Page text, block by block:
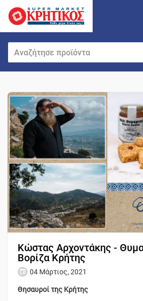
Κώστας Αρχοντάκης -
Βορίζα Κρήτης
04 Μάρτιος, 2021
Θησαυροί της Κρήτης